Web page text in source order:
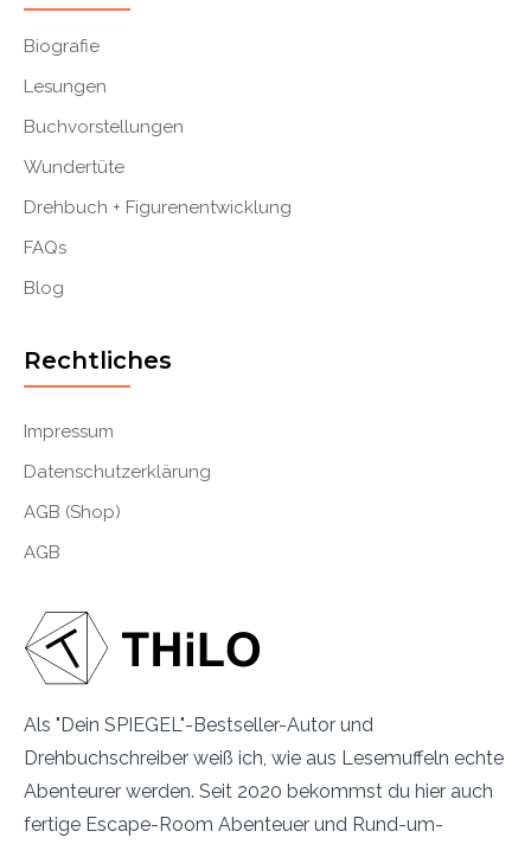
Als "Dein SPIEGEL"-Bestseller-Autor und
Drehbuchschreiber weiß ich, wie aus Lesemuffeln echte
Abenteurer werden. Seit 2020 bekommst du hier auch
fertige Escape-Room Abenteuer und Rund-um-
Biografie
Lesungen
Buchvorstellungen
Wundertüte
Drehbuch + Figurenentwicklung
FAQs
Blog
Rechtliches
Impressum
Datenschutzerklärung
AGB (Shop)
AGB